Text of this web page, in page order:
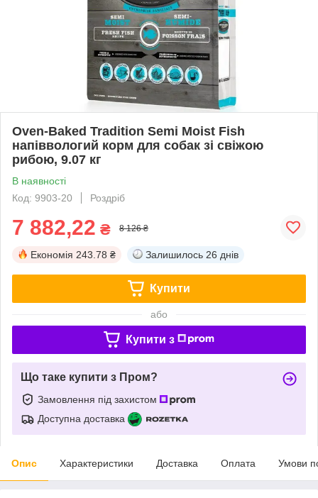
Oven-Baked Tradition Semi Moist Fish
напіввологий корм для собак зі свіжою
рибою, 9.07 кг
В наявності
Код: 9903-20
Роздріб
7 882,22 ₴ 8 126 ₴
Економія 243.78 ₴ Залишилось 26 днів
Купити
або
Купити з
Що таке купити з Пром?
Замовлення під захистом
Доступна доставка
Опис Характеристики Доставка Оплата Умови